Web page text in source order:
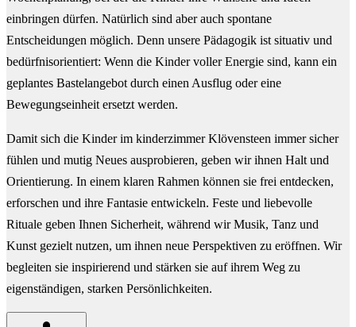
einbringen dürfen. Natürlich sind aber auch spontane
Entscheidungen möglich. Denn unsere Pädagogik ist situativ und
bedürfnisorientiert: Wenn die Kinder voller Energie sind, kann ein
geplantes Bastelangebot durch einen Ausflug oder eine
Bewegungseinheit ersetzt werden.
Damit sich die Kinder im kinderzimmer Klövensteen immer sicher
fühlen und mutig Neues ausprobieren, geben wir ihnen Halt und
Orientierung. In einem klaren Rahmen können sie frei entdecken,
erforschen und ihre Fantasie entwickeln. Feste und liebevolle
Rituale geben Ihnen Sicherheit, während wir Musik, Tanz und
Kunst gezielt nutzen, um ihnen neue Perspektiven zu eröffnen. Wir
begleiten sie inspirierend und stärken sie auf ihrem Weg zu
eigenständigen, starken Persönlichkeiten.